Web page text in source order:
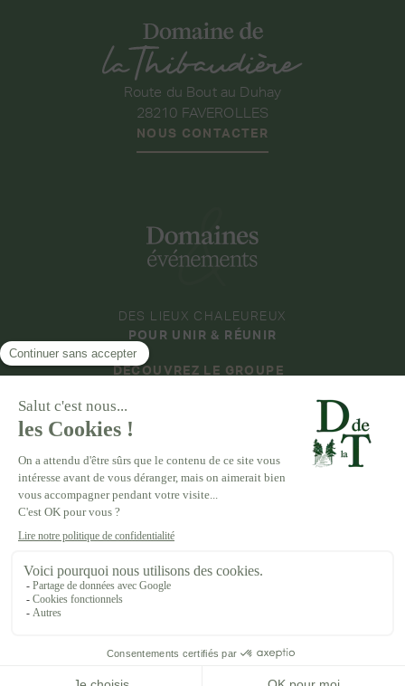
Route du Bout au Duhay
28210 FAVEROLLES
NOUS CONTACTER
DES LIEUX CHALEUREUX
POUR UNIR & RÉUNIR
DÉCOUVREZ LE GROUPE
COLLECTION
DOMAINE D'AVENY
DOMAINE DE LA ROCHE COULOIR
DOMAINE DE VAUJOLY
DOMAINE DES BARRENQUES
DOMAINE DE LA VIVANDE
DOMAINE DE LA HUGUENOTERIE
MENTIONS LÉGALES
POLITIQUE DE CONFIDENTIALITÉ